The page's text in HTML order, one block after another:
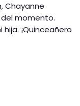
Chayanne
momento.
hija. ¡Quinceañero